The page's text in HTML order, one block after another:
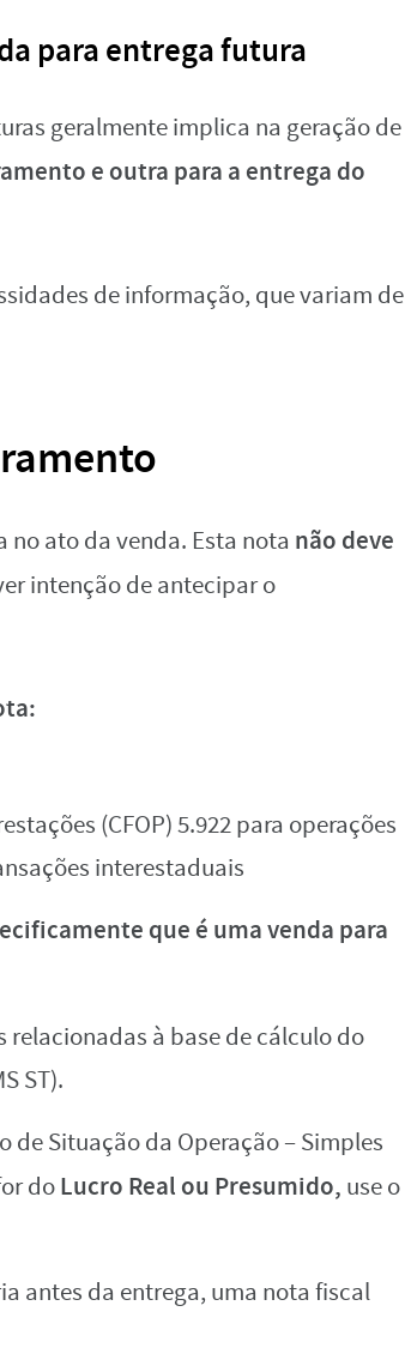
para entrega futura
geralmente implica na geração de
e outra para a entrega do
de informação, que variam de
no ato da venda. Esta nota não deve
intenção de antecipar o
(CFOP) 5.922 para operações
interestaduais
que é umavenda para
à base de cálculo do
ST).
de Situação da Operação – Simples
doLucro Real ou Presumido, use o
antes da entrega, uma nota fiscal